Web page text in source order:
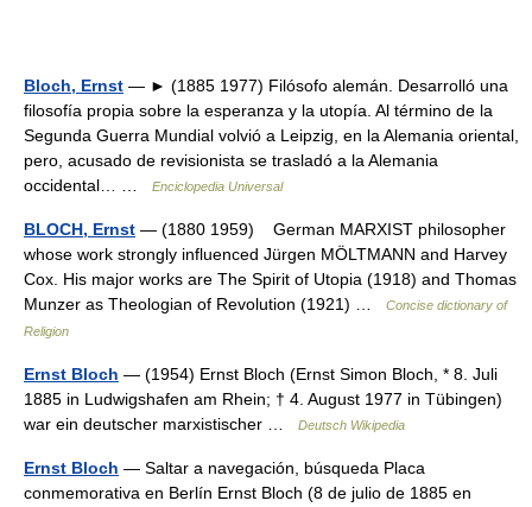
Bloch, Ernst — ► (1885 1977) Filósofo alemán. Desarrolló una
filosofía propia sobre la esperanza y la utopía. Al término de la
Segunda Guerra Mundial volvió a Leipzig, en la Alemania oriental,
pero, acusado de revisionista se trasladó a la Alemania
occidental… …
Enciclopedia Universal
BLOCH, Ernst — (1880 1959) German MARXIST philosopher
whose work strongly influenced Jürgen MÖLTMANN and Harvey
Cox. His major works are The Spirit of Utopia (1918) and Thomas
Munzer as Theologian of Revolution (1921) …
Concise dictionary of
Religion
Ernst Bloch — (1954) Ernst Bloch (Ernst Simon Bloch, * 8. Juli
1885 in Ludwigshafen am Rhein; † 4. August 1977 in Tübingen)
war ein deutscher marxistischer …
Deutsch Wikipedia
Ernst Bloch — Saltar a navegación, búsqueda Placa
conmemorativa en Berlín Ernst Bloch (8 de julio de 1885 en